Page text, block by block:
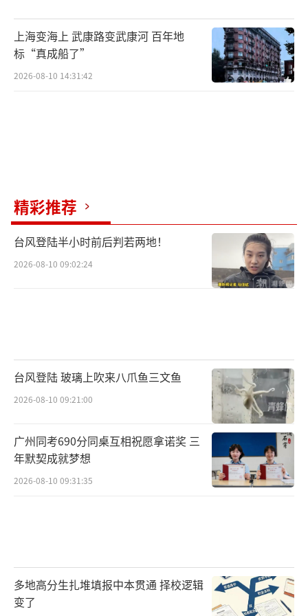
上海变海上 武康路变武康河 百年地
标“真成船了”
2026-08-10 14:31:42
精彩推荐
台风登陆半小时前后判若两地！
2026-08-10 09:02:24
台风登陆 玻璃上吹来八爪鱼三文鱼
2026-08-10 09:21:00
广州同考690分同桌互相祝愿拿诺奖 三
年默契成就梦想
2026-08-10 09:31:35
多地高分生扎堆填报中本贯通 择校逻辑
变了